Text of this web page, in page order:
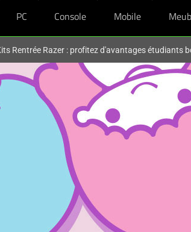
PC Console Mobile
Rentrée Razer : profitez d'avantages étudiants